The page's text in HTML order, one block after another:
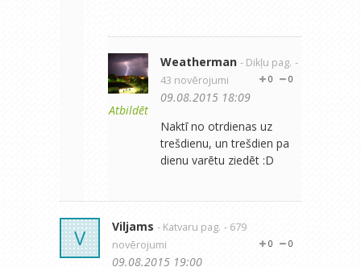
Atbildēt
Weatherman - Dikļu pag. -
43 novērojumi
0
0
09.08.2015 18:09
Naktī no otrdienas uz
trešdienu, un trešdien pa
dienu varētu ziedēt :D
V Viljams - Katvaru pag. - 679
novērojumi
0
0
09.08.2015 19:00